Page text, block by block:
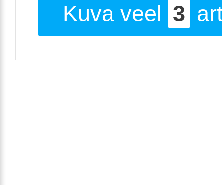
Kuva veel 3